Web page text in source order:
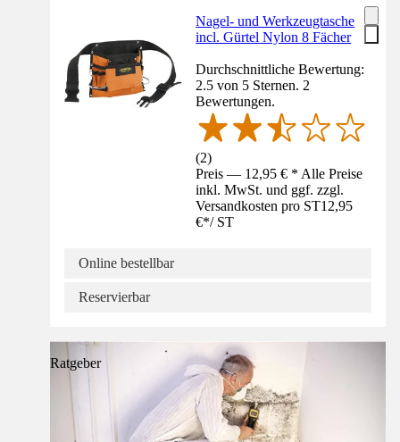
Nagel- und Werkzeugtasche
incl. Gürtel Nylon 8 Fächer
Durchschnittliche Bewertung:
2.5 von 5 Sternen. 2
Bewertungen.
(2)
Preis — 12,95 € * Alle Preise
inkl. MwSt. und ggf. zzgl.
Versandkosten pro ST12,95
€*/ ST
Online bestellbar
Reservierbar
Ratgeber